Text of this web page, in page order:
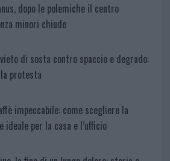
dopo le polemiche il centro
minori chiude
di sosta contro spaccio e degrado:
protesta
impeccabile: come scegliere la
ideale per la casa e l’ufficio